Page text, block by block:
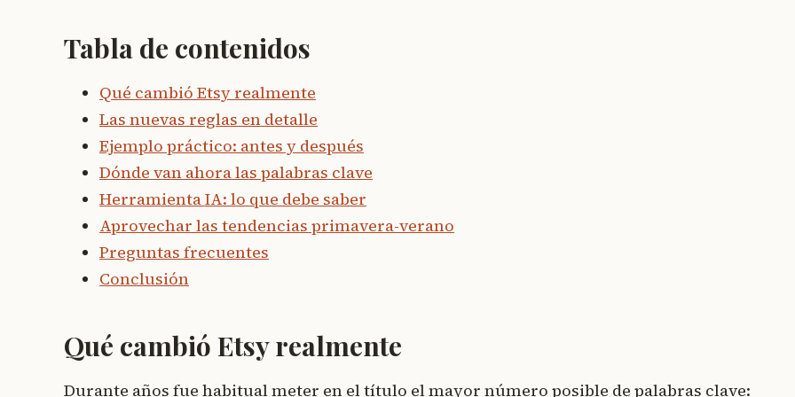
Tabla de contenidos
Qué cambió Etsy realmente
Las nuevas reglas en detalle
Ejemplo práctico: antes y después
Dónde van ahora las palabras clave
Herramienta IA: lo que debe saber
Aprovechar las tendencias primavera-verano
Preguntas frecuentes
Conclusión
Qué cambió Etsy realmente
Durante años fue habitual meter en el título el mayor número posible de palabras clave: